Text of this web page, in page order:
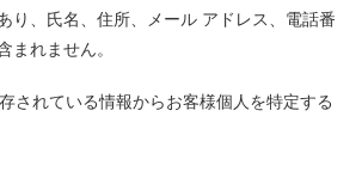
り、氏名、住所、メール アドレス、電話番
まれません。
されている情報からお客様個人を特定する